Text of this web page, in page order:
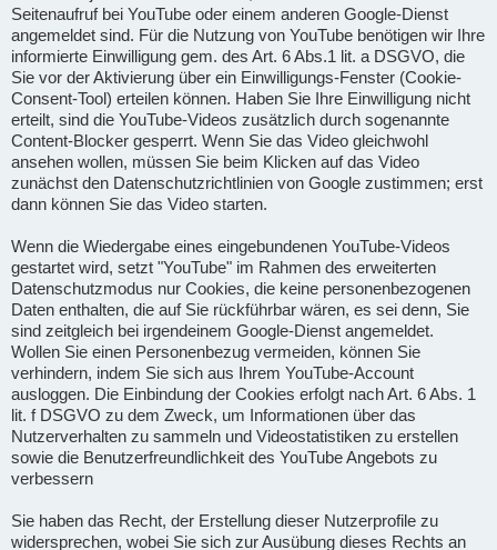
Seitenaufruf bei YouTube oder einem anderen Google-Dienst
angemeldet sind. Für die Nutzung von YouTube benötigen wir Ihre
informierte Einwilligung gem. des Art. 6 Abs.1 lit. a DSGVO, die
Sie vor der Aktivierung über ein Einwilligungs-Fenster (Cookie-
Consent-Tool) erteilen können. Haben Sie Ihre Einwilligung nicht
erteilt, sind die YouTube-Videos zusätzlich durch sogenannte
Content-Blocker gesperrt. Wenn Sie das Video gleichwohl
ansehen wollen, müssen Sie beim Klicken auf das Video
zunächst den Datenschutzrichtlinien von Google zustimmen; erst
dann können Sie das Video starten.
Wenn die Wiedergabe eines eingebundenen YouTube-Videos
gestartet wird, setzt "YouTube" im Rahmen des erweiterten
Datenschutzmodus nur Cookies, die keine personenbezogenen
Daten enthalten, die auf Sie rückführbar wären, es sei denn, Sie
sind zeitgleich bei irgendeinem Google-Dienst angemeldet.
Wollen Sie einen Personenbezug vermeiden, können Sie
verhindern, indem Sie sich aus Ihrem YouTube-Account
ausloggen. Die Einbindung der Cookies erfolgt nach Art. 6 Abs. 1
lit. f DSGVO zu dem Zweck, um Informationen über das
Nutzerverhalten zu sammeln und Videostatistiken zu erstellen
sowie die Benutzerfreundlichkeit des YouTube Angebots zu
verbessern
Sie haben das Recht, der Erstellung dieser Nutzerprofile zu
widersprechen, wobei Sie sich zur Ausübung dieses Rechts an